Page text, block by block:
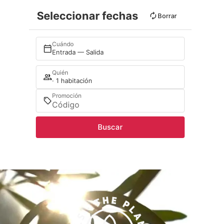
Seleccionar fechas Borrar
Cuándo
Entrada — Salida
Quién
· 1 habitación
Promoción
Buscar